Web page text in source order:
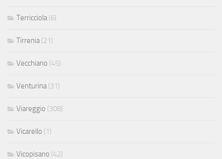
Terricciola (6)
Tirrenia (21)
Vecchiano (45)
Venturina (31)
Viareggio (308)
Vicarello (1)
Vicopisano (42)